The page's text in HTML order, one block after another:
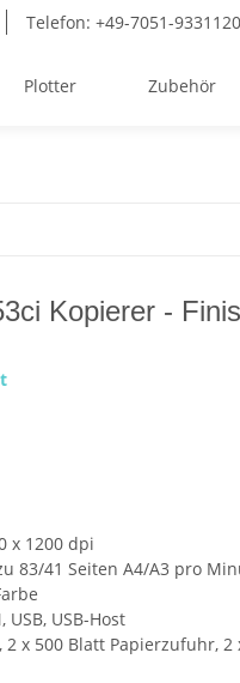
Telefon: +49-7051-9331120
Plotter Zubehör
Kopierer -
x 1200 dpi
83/41 Seiten A4/A3 pro
USB-Host
2 x 500 Blatt Papierzufuhr, 2